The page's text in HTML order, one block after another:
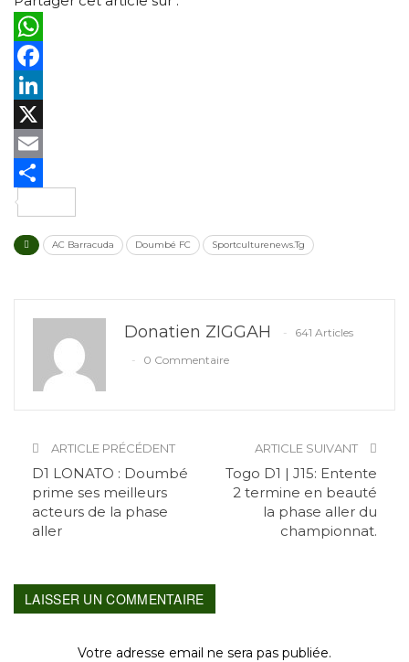
WhatsApp
Facebook
LinkedIn
X
Email
AC Barracuda Doumbé FC Sportculturenews.Tg
Donatien ZIGGAH
641 Articles
0 Commentaire
ARTICLE PRÉCÉDENT
D1 LONATO : Doumbé
prime ses meilleurs
acteurs de la phase
aller
ARTICLE SUIVANT
Togo D1 | J15: Entente
2 termine en beauté
la phase aller du
championnat.
LAISSER UN COMMENTAIRE
Votre adresse email ne sera pas publiée.